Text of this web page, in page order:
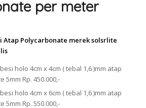
per meter
Atap Polycarbonate merek solsrlite
holo 4cm x 4cm ( tebal 1,6 )mm atap
Rp. 450.000,-
holo 4cm x 6cm ( tebal 1,6 )mm atap
Rp. 550.000,-